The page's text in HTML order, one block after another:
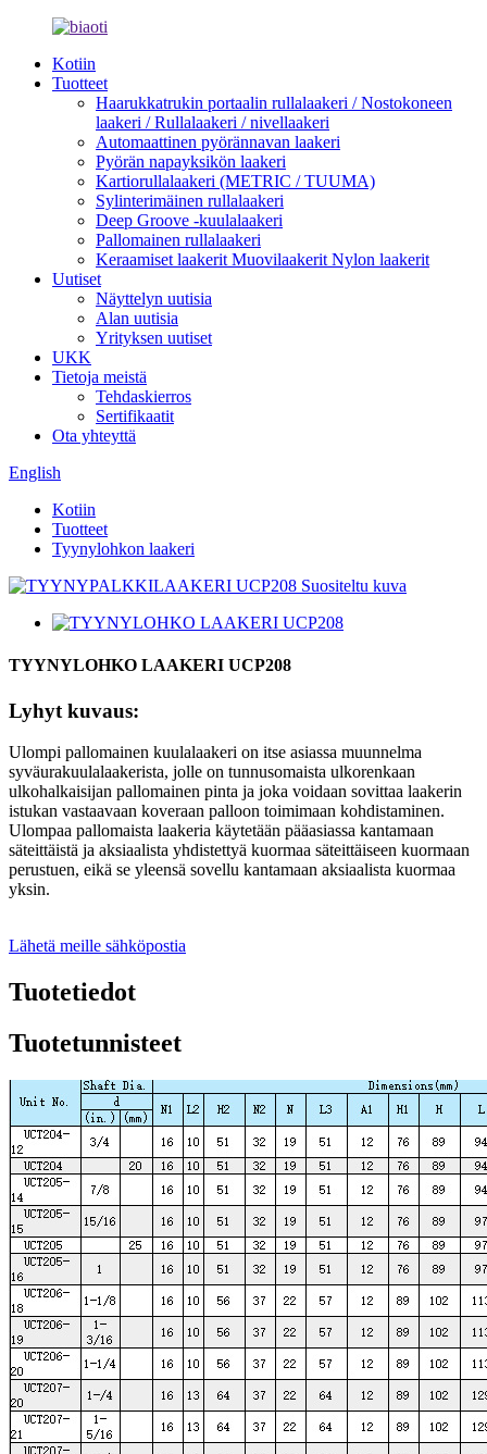
Kotiin
Tuotteet
Haarukkatrukin portaalin rullalaakeri / Nostokoneen
laakeri / Rullalaakeri / nivellaakeri
Automaattinen pyörännavan laakeri
Pyörän napayksikön laakeri
Kartiorullalaakeri (METRIC / TUUMA)
Sylinterimäinen rullalaakeri
Deep Groove -kuulalaakeri
Pallomainen rullalaakeri
Keraamiset laakerit Muovilaakerit Nylon laakerit
Uutiset
Näyttelyn uutisia
Alan uutisia
Yrityksen uutiset
UKK
Tietoja meistä
Tehdaskierros
Sertifikaatit
Ota yhteyttä
English
Kotiin
Tuotteet
Tyynylohkon laakeri
TYYNYLOHKO LAAKERI UCP208
Lyhyt kuvaus:
Ulompi pallomainen kuulalaakeri on itse asiassa muunnelma
syväurakuulalaakerista, jolle on tunnusomaista ulkorenkaan
ulkohalkaisijan pallomainen pinta ja joka voidaan sovittaa laakerin
istukan vastaavaan koveraan palloon toimimaan kohdistaminen.
Ulompaa pallomaista laakeria käytetään pääasiassa kantamaan
säteittäistä ja aksiaalista yhdistettyä kuormaa säteittäiseen kuormaan
perustuen, eikä se yleensä sovellu kantamaan aksiaalista kuormaa
yksin.
Lähetä meille sähköpostia
Tuotetiedot
Tuotetunnisteet